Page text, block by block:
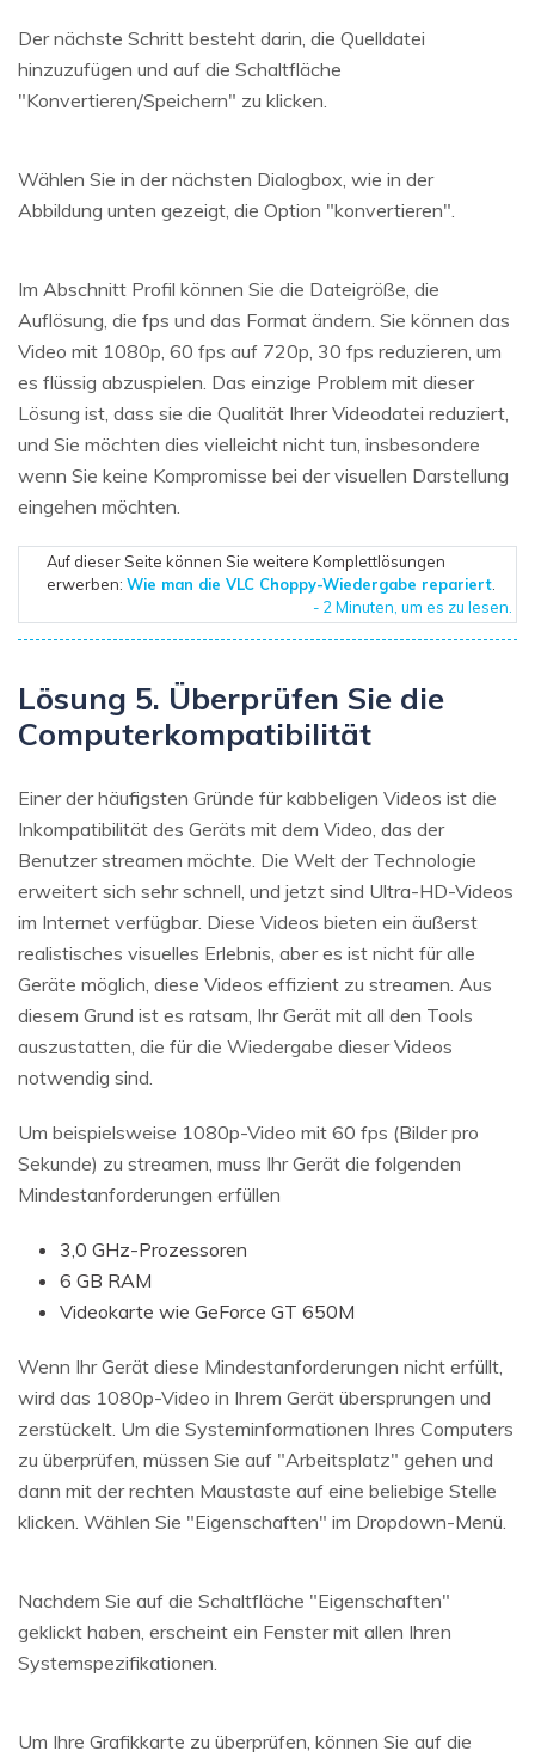
Der nächste Schritt besteht darin, die Quelldatei
hinzuzufügen und auf die Schaltfläche
"Konvertieren/Speichern" zu klicken.
Wählen Sie in der nächsten Dialogbox, wie in der
Abbildung unten gezeigt, die Option "konvertieren".
Im Abschnitt Profil können Sie die Dateigröße, die
Auflösung, die fps und das Format ändern. Sie können das
Video mit 1080p, 60 fps auf 720p, 30 fps reduzieren, um
es flüssig abzuspielen. Das einzige Problem mit dieser
Lösung ist, dass sie die Qualität Ihrer Videodatei reduziert,
und Sie möchten dies vielleicht nicht tun, insbesondere
wenn Sie keine Kompromisse bei der visuellen Darstellung
eingehen möchten.
Auf dieser Seite können Sie weitere Komplettlösungen
erwerben:Wie man die VLC Choppy-Wiedergabe repariert
- 2 Minuten, um es zu lesen.
Lösung 5. Überprüfen Sie die
Computerkompatibilität
Einer der häufigsten Gründe für kabbeligen Videos ist die
Inkompatibilität des Geräts mit dem Video, das der
Benutzer streamen möchte. Die Welt der Technologie
erweitert sich sehr schnell, und jetzt sind Ultra-HD-Videos
im Internet verfügbar. Diese Videos bieten ein äußerst
realistisches visuelles Erlebnis, aber es ist nicht für alle
Geräte möglich, diese Videos effizient zu streamen. Aus
diesem Grund ist es ratsam, Ihr Gerät mit all den Tools
auszustatten, die für die Wiedergabe dieser Videos
notwendig sind.
Um beispielsweise 1080p-Video mit 60 fps (Bilder pro
Sekunde) zu streamen, muss Ihr Gerät die folgenden
Mindestanforderungen erfüllen
3,0 GHz-Prozessoren
6 GB RAM
Videokarte wie GeForce GT 650M
Wenn Ihr Gerät diese Mindestanforderungen nicht erfüllt,
wird das 1080p-Video in Ihrem Gerät übersprungen und
zerstückelt. Um die Systeminformationen Ihres Computers
zu überprüfen, müssen Sie auf "Arbeitsplatz" gehen und
dann mit der rechten Maustaste auf eine beliebige Stelle
klicken. Wählen Sie "Eigenschaften" im Dropdown-Menü.
Nachdem Sie auf die Schaltfläche "Eigenschaften"
geklickt haben, erscheint ein Fenster mit allen Ihren
Systemspezifikationen.
Um Ihre Grafikkarte zu überprüfen, können Sie auf die